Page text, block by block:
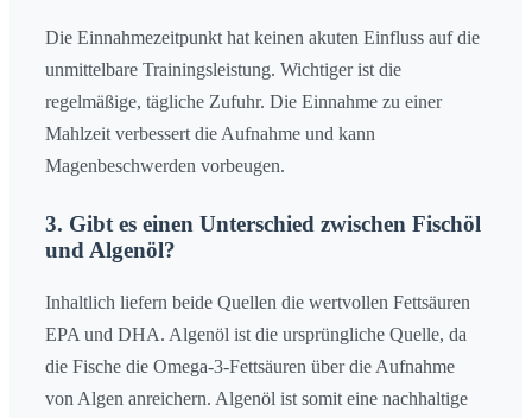
Die Einnahmezeitpunkt hat keinen akuten Einfluss auf die
unmittelbare Trainingsleistung. Wichtiger ist die
regelmäßige, tägliche Zufuhr. Die Einnahme zu einer
Mahlzeit verbessert die Aufnahme und kann
Magenbeschwerden vorbeugen.
3. Gibt es einen Unterschied zwischen Fischöl
und Algenöl?
Inhaltlich liefern beide Quellen die wertvollen Fettsäuren
EPA und DHA. Algenöl ist die ursprüngliche Quelle, da
die Fische die Omega-3-Fettsäuren über die Aufnahme
von Algen anreichern. Algenöl ist somit eine nachhaltige